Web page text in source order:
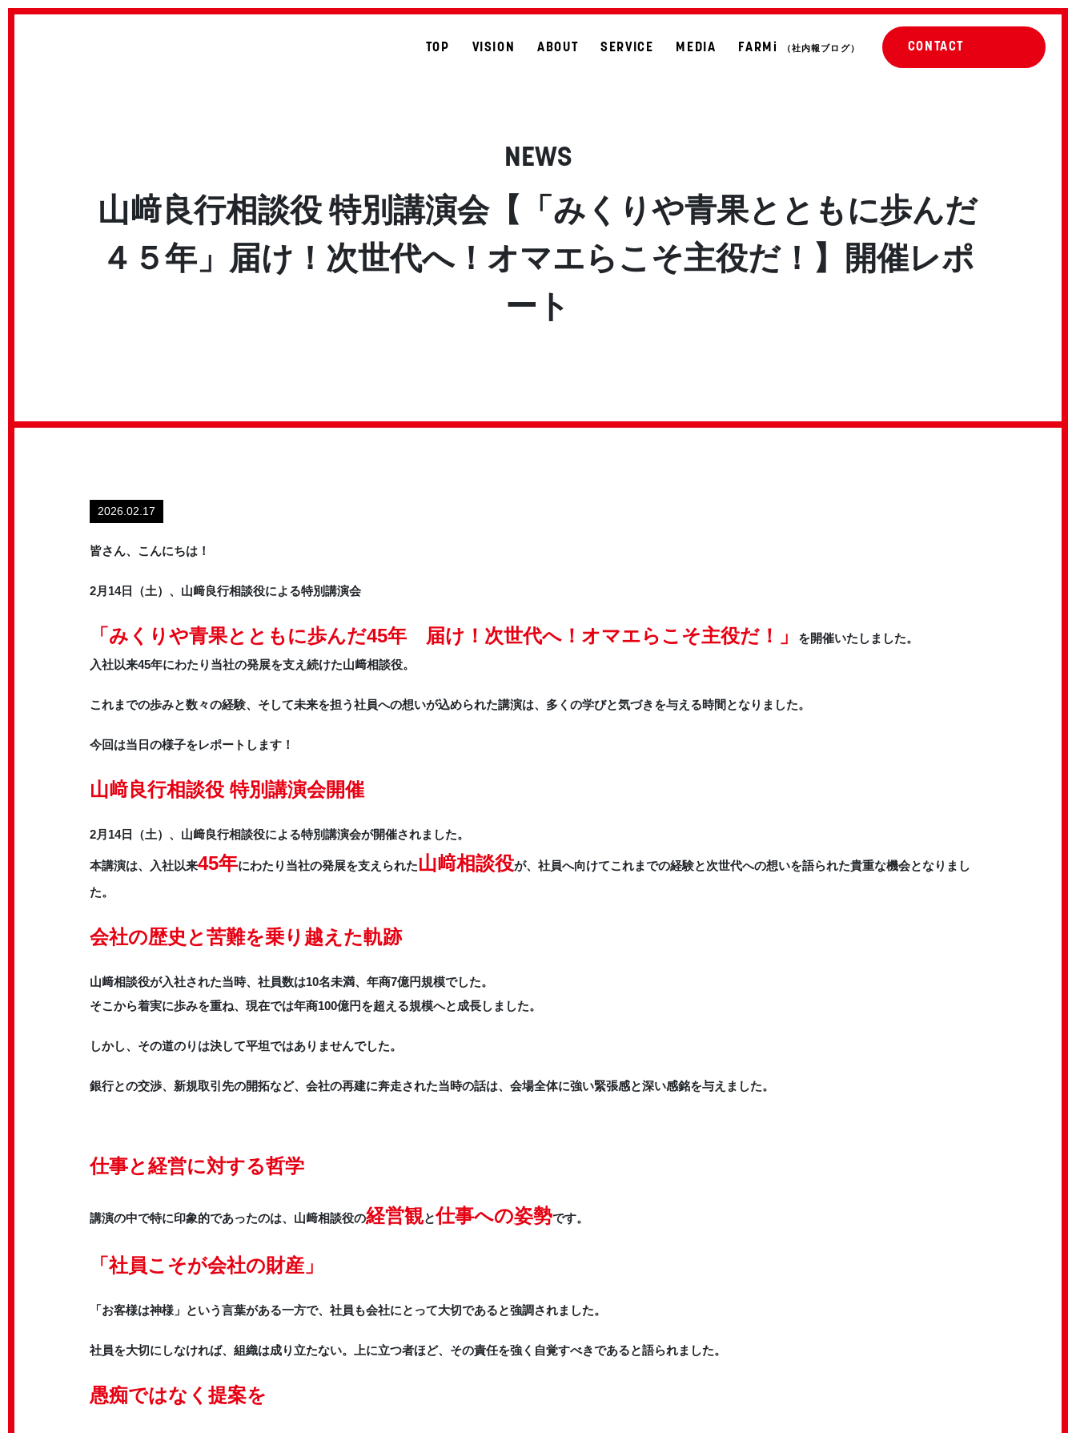
TOP VISION ABOUT SERVICE MEDIA FARMi （社内報ブログ） CONTACT
NEWS
山﨑良行相談役 特別講演会【「みくりや青果とともに歩んだ
４５年」届け！次世代へ！オマエらこそ主役だ！】開催レポ
ート
2026.02.17
皆さん、こんにちは！
2月14日（土）、山﨑良行相談役による特別講演会
「みくりや青果とともに歩んだ45年 届け！次世代へ！オマエらこそ主役だ！」
を開催いたしました。
入社以来45年にわたり当社の発展を支え続けた山﨑相談役。
これまでの歩みと数々の経験、そして未来を担う社員への想いが込められた講演は、多くの学びと気づきを与える時間となりました。
今回は当日の様子をレポートします！
山﨑良行相談役 特別講演会開催
2月14日（土）、山﨑良行相談役による特別講演会が開催されました。
本講演は、入社以来45年にわたり当社の発展を支えられた山﨑相談役が、社員へ向けてこれまでの経験と次世代への想いを語られた貴重な機会となりまし
た。
会社の歴史と苦難を乗り越えた軌跡
山﨑相談役が入社された当時、社員数は10名未満、年商7億円規模でした。
そこから着実に歩みを重ね、現在では年商100億円を超える規模へと成長しました。
しかし、その道のりは決して平坦ではありませんでした。
銀行との交渉、新規取引先の開拓など、会社の再建に奔走された当時の話は、会場全体に強い緊張感と深い感銘を与えました。
仕事と経営に対する哲学
講演の中で特に印象的であったのは、山﨑相談役の経営観と仕事への姿勢です。
「社員こそが会社の財産」
「お客様は神様」という言葉がある一方で、社員も会社にとって大切であると強調されました。
社員を大切にしなければ、組織は成り立たない。上に立つ者ほど、その責任を強く自覚すべきであると語られました。
愚痴ではなく提案を